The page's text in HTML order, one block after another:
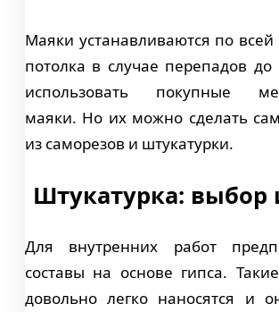
Маяки устанавливаются по всей
потолка в случае перепадов
использовать покупные
маяки. Но их можно сделать
из саморезов и штукатурки.
Штукатурка: выбор
Для внутренних работ
составы на основе гипса.
довольно легко наносятся и